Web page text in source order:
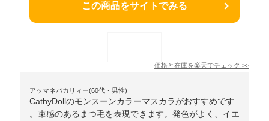
この商品をサイトでみる
価格と在庫を楽天でチェック >>
アッマネバカリィー(60代・男性)
CathyDollのモンスーンカラーマスカラがおすすめです
。束感のあるまつ毛を表現できます。発色がよく、イエ